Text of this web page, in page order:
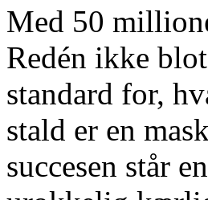
Med 50
Redén ikke
standard for,
stald er en
succesen står